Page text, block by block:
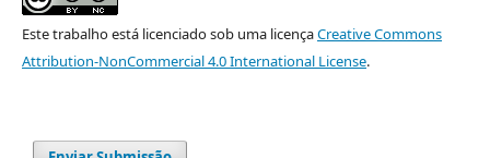
Este trabalho está licenciado sob uma licençaCreative Commons
Attribution-NonCommercial 4.0 International License.